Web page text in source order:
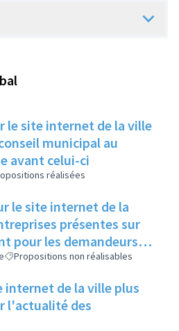
le site internet de la ville
municipal au
avant celui-ci
réalisées
le site internet de la
présentes sur
pour les demandeurs
Propositions non réalisables
internet de la ville plus
l'actualité des